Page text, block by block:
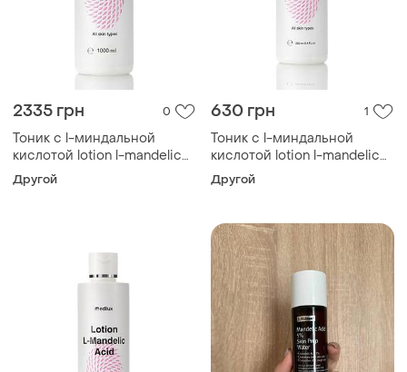
2335 грн 0
Тоник с l-миндальной
кислотой lotion l-mandelic
acid all skin types, 1000 мл
Другой
630 грн 1
Тоник с l-миндальной
кислотой lotion l-mandelic
acid all skin types, 100 мл
Другой